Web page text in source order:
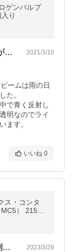
ゲンバルブ
り
Loやポジションはホワイトなのですが、… 2021/3/10
ームは雨の日
た。
で青く反射し
明なのでライ
ます。
いいね 0
ス・コンタ
） 215/5
ト 2022年製
これまで使っていた夏タイヤがひび割れが… 2023/3/26